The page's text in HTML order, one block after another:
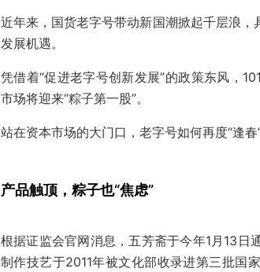
近年来，国货老字号带动新国潮掀起千层浪
发展机遇。
凭借着“促进老字号创新发展”的政策东风，
市场将迎来“粽子第一股”。
站在资本市场的大门口，老字号如何再度“逢
产品触顶，粽子也“焦虑”
根据证监会官网消息，五芳斋于今年1月13日
制作技艺于2011年被文化部收录进第三批国